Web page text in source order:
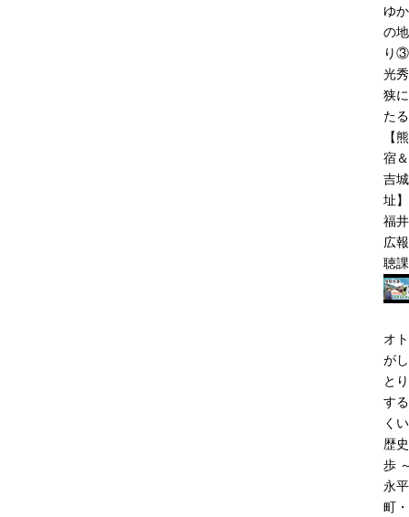
ゆ
の
り③
光
狭
た
【
宿
吉城
址】
福
広
聴課
オ
が
と
す
く
歴
歩
永
町